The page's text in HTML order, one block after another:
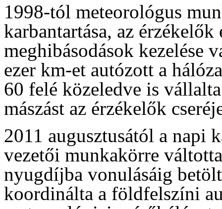
1998-tól meteorológus
karbantartása, az érzékelők
meghibásodások kezelése
ezer km-et autózott a
60 felé közeledve is
mászást az érzékelők
2011 augusztusától a napi
vezetői munkakörre
nyugdíjba vonulásáig
koordinálta a földfelszíni